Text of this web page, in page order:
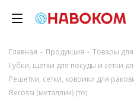
Главная - Продукция - Товары
Губки, щетки для посуды и сетки
Решетки, сетки, коврики для
Berossi (металлик) (то)